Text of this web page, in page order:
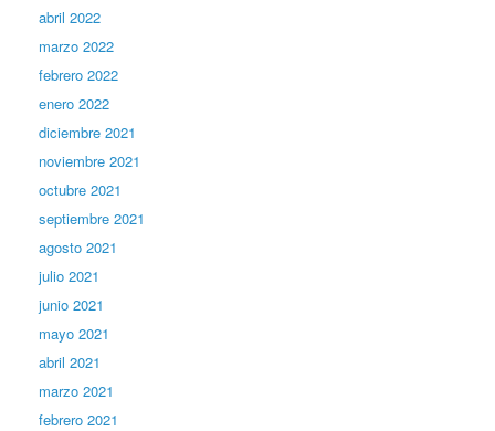
abril 2022
marzo 2022
febrero 2022
enero 2022
diciembre 2021
noviembre 2021
octubre 2021
septiembre 2021
agosto 2021
julio 2021
junio 2021
mayo 2021
abril 2021
marzo 2021
febrero 2021